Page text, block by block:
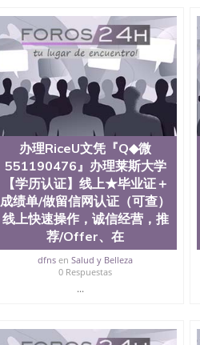
办理RiceU文凭『Q◆微
551190476』办理莱斯大学
【学历认证】线上★毕业证＋
成绩单/做留信网认证（可查）
线上快速操作，诚信经营，推
荐/Offer、在
dfns enSalud y Belleza
0 Respuestas
...